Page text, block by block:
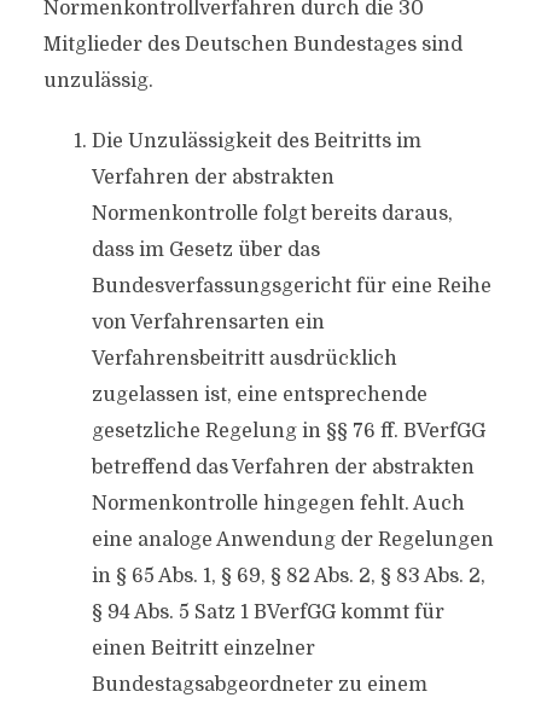
Normenkontrollverfahren durch die 30
Mitglieder des Deutschen Bundestages sind
unzulässig.
Die Unzulässigkeit des Beitritts im
Verfahren der abstrakten
Normenkontrolle folgt bereits daraus,
dass im Gesetz über das
Bundesverfassungsgericht für eine Reihe
von Verfahrensarten ein
Verfahrensbeitritt ausdrücklich
zugelassen ist, eine entsprechende
gesetzliche Regelung in §§ 76 ff. BVerfGG
betreffend das Verfahren der abstrakten
Normenkontrolle hingegen fehlt. Auch
eine analoge Anwendung der Regelungen
in § 65 Abs. 1, § 69, § 82 Abs. 2, § 83 Abs. 2,
§ 94 Abs. 5 Satz 1 BVerfGG kommt für
einen Beitritt einzelner
Bundestagsabgeordneter zu einem